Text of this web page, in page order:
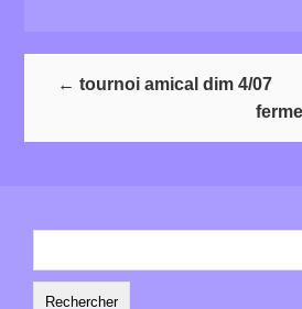
←tournoi amical dim 4/07